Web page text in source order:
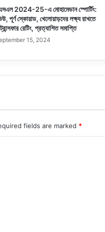
2024-25-এ মোহামেডান স্পোর্টিং:
পূর্ণ স্কোয়াড, খেলোয়াড়দের লক্ষ্য রাখতে
রেটিং, প্রত্যাশিত সমাপ্তি
15, 2024
fields are marked *